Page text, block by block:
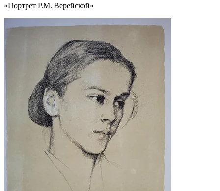
«Портрет Р.М. Верейской»